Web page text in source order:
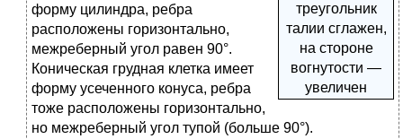
треугольник
талии сглажен,
на стороне
вогнутости —
увеличен
форму цилиндра, ребра
расположены горизонтально,
межреберный угол равен 90°.
Коническая грудная клетка имеет
форму усеченного конуса, ребра
тоже расположены горизонтально,
но межреберный угол тупой (больше 90°).